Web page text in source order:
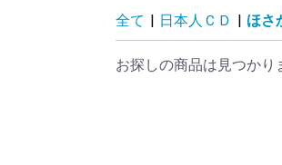
全て | 日本人ＣＤ | ほさ
お探しの商品は見つかり